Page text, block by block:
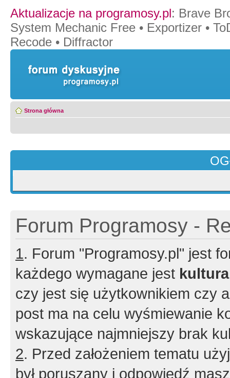
Aktualizacje na programosy.pl: Brave
System Mechanic Free • Exportizer •
Recode • Diffractor
Strona główna
Forum Programosy -
1. Forum "Programosy.pl" jest
każdego wymagane jest
czy jest się użytkownikiem czy
post ma na celu wyśmiewanie
wskazujące najmniejszy brak
2. Przed założeniem tematu
był poruszany i odpowiedź